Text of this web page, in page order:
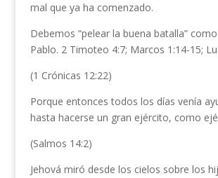
mal que ya ha comenzado.
Debemos “pelear la buena batalla”
Pablo. 2 Timoteo 4:7; Marcos 1:14-15;
(1 Crónicas 12:22)
Porque entonces todos los días venía
hasta hacerse un gran ejército, como
(Salmos 14:2)
Jehová miró desde los cielos sobre los